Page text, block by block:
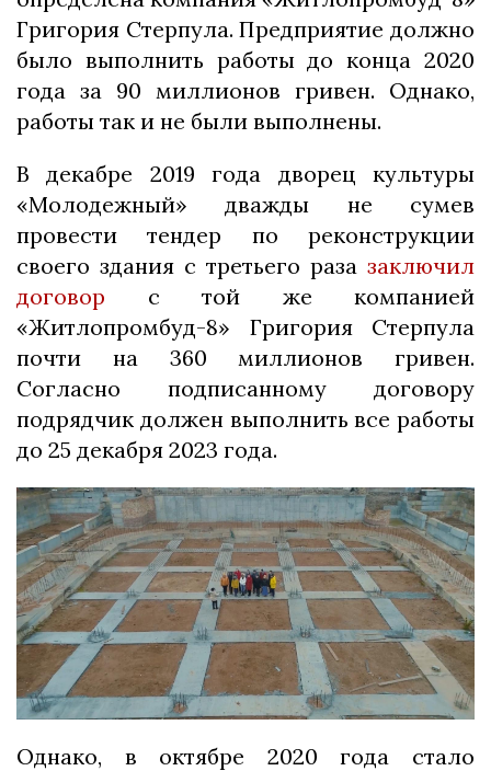
Григория Стерпула. Предприятие должно
было выполнить работы до конца 2020
года за 90 миллионов гривен. Однако,
работы так и не были выполнены.
В декабре 2019 года дворец культуры
«Молодежный» дважды не сумев
провести тендер по реконструкции
своего здания с третьего раза заключил
договор с той же компанией
«Житлопромбуд-8» Григория Стерпула
почти на 360 миллионов гривен.
Согласно подписанному договору
подрядчик должен выполнить все работы
до 25 декабря 2023 года.
Однако, в октябре 2020 года стало